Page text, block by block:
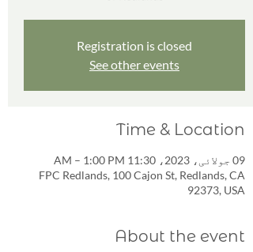
Registration is closed
See other events
Time & Location
09 جولائی، 2023، 11:30 AM – 1:00 PM
FPC Redlands, 100 Cajon St, Redlands, CA
92373, USA
About the event